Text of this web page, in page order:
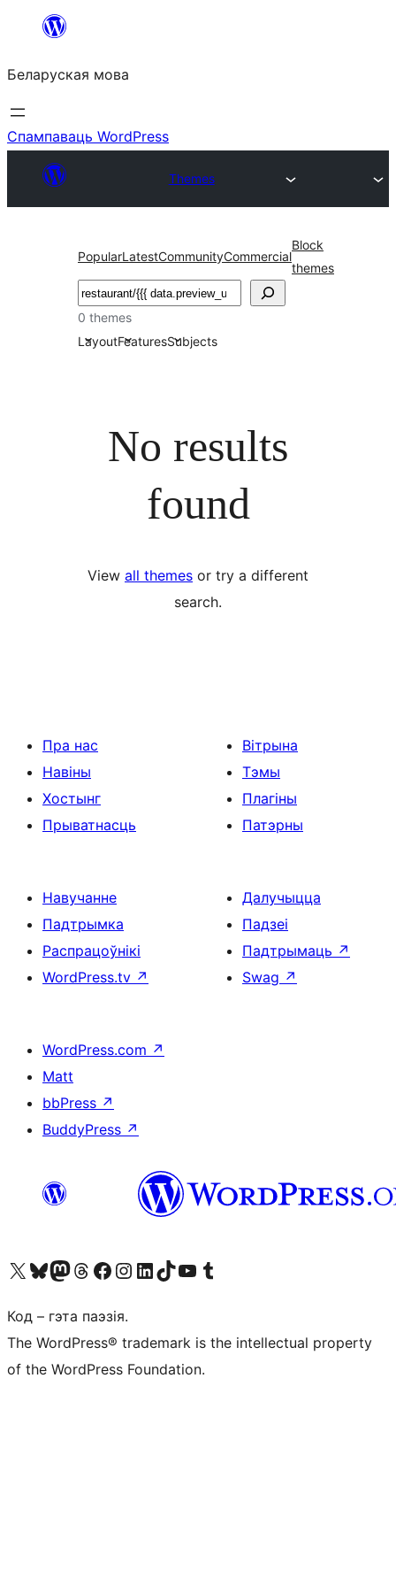
Перайсці
змесціва
Беларуская мова
Спампаваць WordPress
Themes
PopularLatestCommunityCommercial
Block
themes
Пошук
0 themes
LayoutFeaturesSubjects
No results
found
View all themes or try a different
search.
Пра нас
Навіны
Хостынг
Прыватнасць
Вітрына
Тэмы
Плагіны
Патэрны
Навучанне
Падтрымка
Распрацоўнікі
WordPress.tv ↗
Далучыцца
Падзеі
Падтрымаць ↗
Swag ↗
WordPress.com ↗
Matt
bbPress ↗
BuddyPress ↗
Наведайце наш акаўнт у X (былы Twitter)
Visit our Bluesky account
Visit our Mastodon account
Visit our Threads account
Наведаеце нашу старонку на Facebook
Наведайце наш Instagram
Наведайце нашу старонку ў LinkedIn
Visit our TikTok account
Наведайце наш YouTube каналVisit our Tumblr account
Код – гэта паэзія.
The WordPress® trademark is the intellectual property
of the WordPress Foundation.